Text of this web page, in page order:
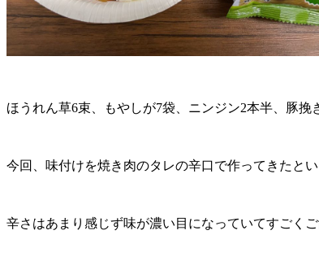
ほうれん草6束、もやしが7袋、ニンジン2本半、豚挽
今回、味付けを焼き肉のタレの辛口で作ってきたと
辛さはあまり感じず味が濃い目になっていてすごく